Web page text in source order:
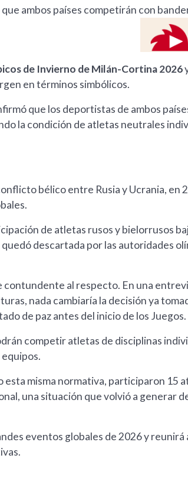
ambos países competirán con
de Invierno de Milán-Cortina 2026
en términos simbólicos.
que los deportistas de ambos
la condición de atletas neutrales
bélico entre Rusia y Ucrania, en
de atletas rusos y bielorrusos
descartada por las autoridades
al respecto. En una
nada cambiaría la decisión ya
de paz antes del inicio de los Juegos.
competir atletas de disciplinas
esta misma normativa, participaron 15
una situación que volvió a generar
eventos globales de 2026 y